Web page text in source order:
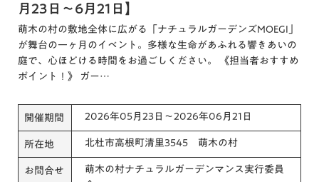
月23日～6月21日】
萌木の村の敷地全体に広がる「ナチュラルガーデンズMOEGI」
が舞台の一ヶ月のイベント。多様な生命があふれる響きあいの
庭で、心ほどける時間をお過ごしください。 《担当者おすすめ
ポイント！》 ガー…
開催期間 2026年05月23日～2026年06月21日
所在地 北杜市高根町清里3545 萌木の村
お問合せ
萌木の村ナチュラルガーデンマンス実行委員